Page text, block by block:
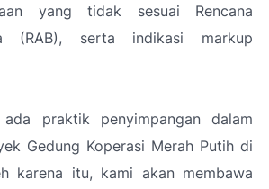
yang tidak sesuai Rencana
(RAB), serta indikasi markup
ada praktik penyimpangan dalam
Gedung Koperasi Merah Putih di
karena itu, kami akan membawa